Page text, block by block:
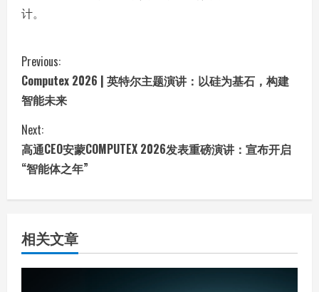
计。
C
o
n
t
u
e
Previous:
Computex 2026 | 英特尔主题演讲：以硅为基石，构建
智能未来
Next:
高通CEO安蒙COMPUTEX 2026发表重磅演讲：宣布开启
“智能体之年”
相关文章